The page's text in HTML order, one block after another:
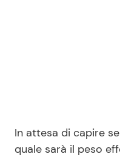
In attesa di capire
quale sarà il peso